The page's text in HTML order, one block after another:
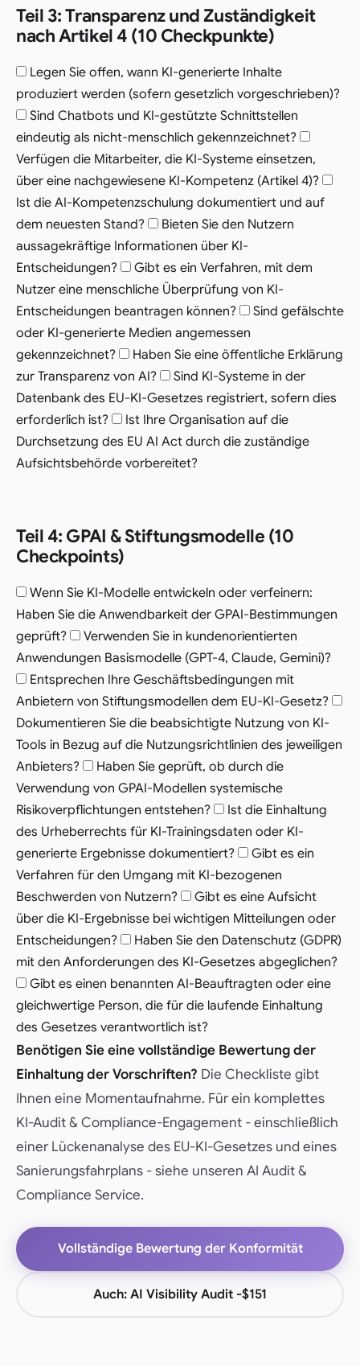
Teil 3: Transparenz und Zuständigkeit
nach Artikel 4 (10 Checkpunkte)
Legen Sie offen, wann KI-generierte Inhalte
produziert werden (sofern gesetzlich vorgeschrieben)?
Sind Chatbots und KI-gestützte Schnittstellen
eindeutig als nicht-menschlich gekennzeichnet?
Verfügen die Mitarbeiter, die KI-Systeme einsetzen,
über eine nachgewiesene KI-Kompetenz (Artikel 4)?
Ist die AI-Kompetenzschulung dokumentiert und auf
dem neuesten Stand?
Bieten Sie den Nutzern
aussagekräftige Informationen über KI-
Entscheidungen?
Gibt es ein Verfahren, mit dem
Nutzer eine menschliche Überprüfung von KI-
Entscheidungen beantragen können?
Sind gefälschte
oder KI-generierte Medien angemessen
gekennzeichnet?
Haben Sie eine öffentliche Erklärung
zur Transparenz von AI?
Sind KI-Systeme in der
Datenbank des EU-KI-Gesetzes registriert, sofern dies
erforderlich ist?
Ist Ihre Organisation auf die
Durchsetzung des EU AI Act durch die zuständige
Aufsichtsbehörde vorbereitet?
Teil 4: GPAI & Stiftungsmodelle (10
Checkpoints)
Wenn Sie KI-Modelle entwickeln oder verfeinern:
Haben Sie die Anwendbarkeit der GPAI-Bestimmungen
geprüft?
Verwenden Sie in kundenorientierten
Anwendungen Basismodelle (GPT-4, Claude, Gemini)?
Entsprechen Ihre Geschäftsbedingungen mit
Anbietern von Stiftungsmodellen dem EU-KI-Gesetz?
Dokumentieren Sie die beabsichtigte Nutzung von KI-
Tools in Bezug auf die Nutzungsrichtlinien des jeweiligen
Anbieters?
Haben Sie geprüft, ob durch die
Verwendung von GPAI-Modellen systemische
Risikoverpflichtungen entstehen?
Ist die Einhaltung
des Urheberrechts für KI-Trainingsdaten oder KI-
generierte Ergebnisse dokumentiert?
Gibt es ein
Verfahren für den Umgang mit KI-bezogenen
Beschwerden von Nutzern?
Gibt es eine Aufsicht
über die KI-Ergebnisse bei wichtigen Mitteilungen oder
Entscheidungen?
Haben Sie den Datenschutz (GDPR)
mit den Anforderungen des KI-Gesetzes abgeglichen?
Gibt es einen benannten AI-Beauftragten oder eine
gleichwertige Person, die für die laufende Einhaltung
des Gesetzes verantwortlich ist?
Benötigen Sie eine vollständige Bewertung der
Einhaltung der Vorschriften? Die Checkliste gibt
Ihnen eine Momentaufnahme. Für ein komplettes
KI-Audit & Compliance-Engagement - einschließlich
einer Lückenanalyse des EU-KI-Gesetzes und eines
Sanierungsfahrplans -siehe unseren AI Audit &
Compliance Service.
Vollständige Bewertung der Konformität
Auch: AI Visibility Audit -$151